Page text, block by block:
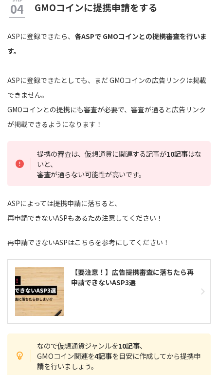
GMOコインに提携申請をする
ASPに登録できたら、 各ASPで GMOコインとの提携審査を行いま
す。
ASPに登録できたとしても、まだ GMOコインの広告リンクは掲載
できません。
GMOコインとの提携にも審査が必要で、審査が通ると広告リンク
が掲載できるようになります！
提携の審査は、仮想通貨に関連する記事が10記事はな
いと、
審査が通らない可能性が高いです。
ASPによっては提携申請に落ちると、
再申請できないASPもあるため注意してください！
再申請できないASPはこちらを参考にしてください！
【要注意！】広告提携審査に落ちたら再
申請できないASP3選
なので仮想通貨ジャンルを10記事、
GMOコイン関連を4記事を目安に作成してから提携申
請を行いましょう。